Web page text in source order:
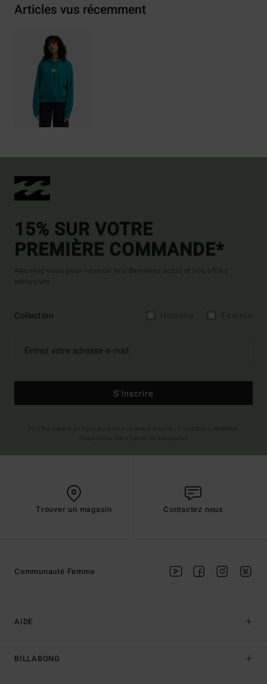
Articles vus récemment
15% SUR VOTRE
PREMIÈRE COMMANDE*
Abonnez-vous pour recevoir nos dernières actus et nos offres
exclusives.
Collection
S'inscrire
Trouver un magasin Contactez nous
AIDE
BILLABONG
Communauté Femme